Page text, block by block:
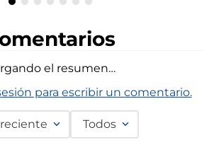
el resumen…
para escribir un comentario.
Todos